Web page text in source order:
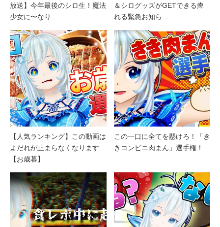
放送】今年最後のシロ生！魔法
少女に〜なり…
＆シログッズがGETできる痺
れる緊急お知ら…
【人気ランキング】この動画は
よだれが止まらなくなります
【お歳暮】
この一口に全てを懸けろ！「き
きコンビニ肉まん」選手権！